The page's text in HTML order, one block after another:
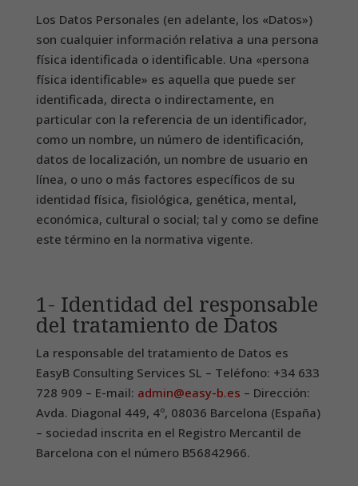
Los Datos Personales (en adelante, los «Datos»)
son cualquier información relativa a una persona
física identificada o identificable. Una «persona
física identificable» es aquella que puede ser
identificada, directa o indirectamente, en
particular con la referencia de un identificador,
como un nombre, un número de identificación,
datos de localización, un nombre de usuario en
línea, o uno o más factores específicos de su
identidad física, fisiológica, genética, mental,
económica, cultural o social; tal y como se define
este término en la normativa vigente.
1- Identidad del responsable
del tratamiento de Datos
La responsable del tratamiento de Datos es
EasyB Consulting Services SL – Teléfono: +34 633
728 909 – E-mail: admin@easy-b.es – Dirección:
Avda. Diagonal 449, 4º, 08036 Barcelona (España)
– sociedad inscrita en el Registro Mercantil de
Barcelona con el número B56842966.